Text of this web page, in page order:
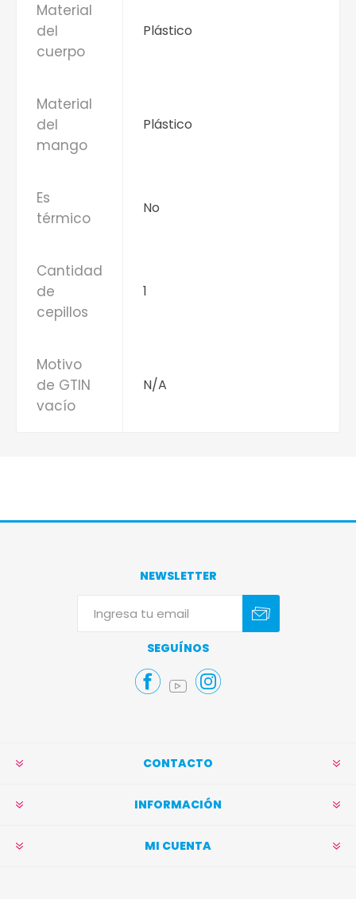
Material
del
cuerpo
Plástico
Material
del
mango
Plástico
Es
térmico
No
Cantidad
de
cepillos
1
Motivo
de GTIN
vacío
N/A
NEWSLETTER
SEGUÍNOS
CONTACTO
INFORMACIÓN
MI CUENTA